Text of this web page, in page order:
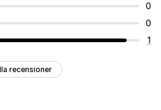
0
0
1
recensioner